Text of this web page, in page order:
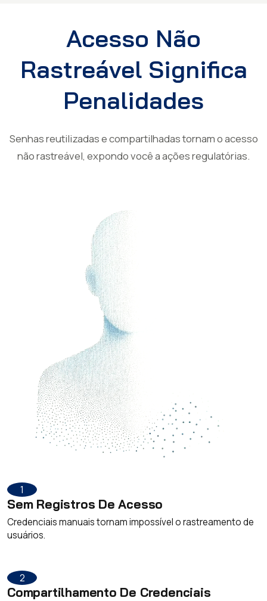
Acesso Não
Rastreável Significa
Penalidades
Senhas reutilizadas e compartilhadas tornam o acesso
não rastreável, expondo você a ações regulatórias.
1
Sem Registros De Acesso
Credenciais manuais tornam impossível o rastreamento de
usuários.
2
Compartilhamento De Credenciais